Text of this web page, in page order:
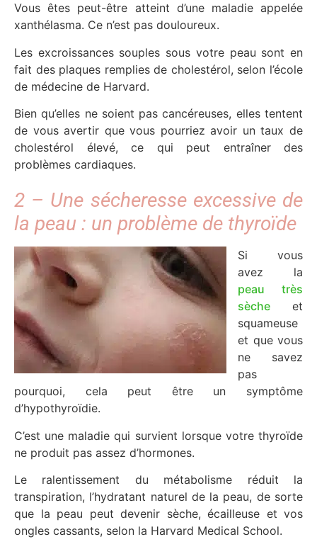
Vous êtes peut-être atteint d’une maladie appelée
xanthélasma. Ce n’est pas douloureux.
Les excroissances souples sous votre peau sont en
fait des plaques remplies de cholestérol, selon l’école
de médecine de Harvard.
Bien qu’elles ne soient pas cancéreuses, elles tentent
de vous avertir que vous pourriez avoir un taux de
cholestérol élevé, ce qui peut entraîner des
problèmes cardiaques.
2 – Une sécheresse excessive de
la peau : un problème de thyroïde
Si vous
avez la
peau très
sèche et
squameuse
et que vous
ne savez
pas
pourquoi, cela peut être un symptôme
d’hypothyroïdie.
C’est une maladie qui survient lorsque votre thyroïde
ne produit pas assez d’hormones.
Le ralentissement du métabolisme réduit la
transpiration, l’hydratant naturel de la peau, de sorte
que la peau peut devenir sèche, écailleuse et vos
ongles cassants, selon la Harvard Medical School.